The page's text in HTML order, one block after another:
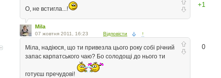
+1
О, не встигла...!
Mila
07 жовтня 2011, 16:23 Відповісти ↑
0
Міла, надіюся, що ти привезла цього року собі річний
запас карпатського чаю? Бо солодощі до нього ти
готуєш пречудові!